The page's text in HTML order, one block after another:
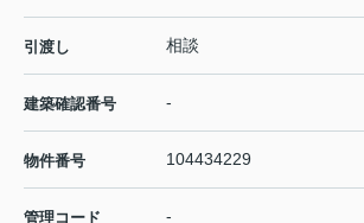
引渡し 相談
建築確認番号 -
物件番号 104434229
管理コード -